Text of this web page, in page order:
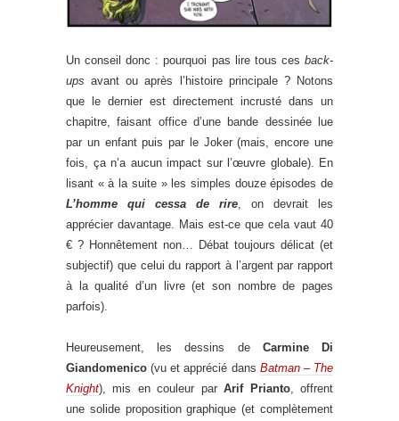
Un conseil donc : pourquoi pas lire tous ces back-
ups avant ou après l’histoire principale ? Notons
que le dernier est directement incrusté dans un
chapitre, faisant office d’une bande dessinée lue
par un enfant puis par le Joker (mais, encore une
fois, ça n’a aucun impact sur l’œuvre globale). En
lisant « à la suite » les simples douze épisodes de
L’homme qui cessa de rire , on devrait les
apprécier davantage. Mais est-ce que cela vaut 40
€ ? Honnêtement non… Débat toujours délicat (et
subjectif) que celui du rapport à l’argent par rapport
à la qualité d’un livre (et son nombre de pages
parfois).
Heureusement, les dessins de Carmine Di
Giandomenico (vu et apprécié dans Batman – The
Knight), mis en couleur parArif Prianto, offrent
une solide proposition graphique (et complètement